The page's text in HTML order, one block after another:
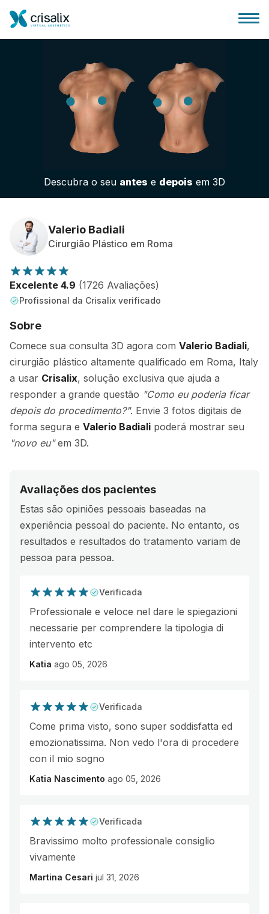
Página inicial para cirurgiões
Plataforma 3D de business
Planos
Avaliações dos pacientes
Descubra o seu antes e depois em 3D
Valerio Badiali
Cirurgião Plástico em Roma
Excelente 4.9 (1726 Avaliações)
Profissional da Crisalix verificado
Sobre
Comece sua consulta 3D agora com Valerio Badiali,
cirurgião plástico altamente qualificado em Roma, Italy
a usar Crisalix, solução exclusiva que ajuda a
responder a grande questão "Como eu poderia ficar
depois do procedimento?". Envie 3 fotos digitais de
forma segura e Valerio Badiali poderá mostrar seu
"novo eu"em 3D.
Avaliações dos pacientes
Estas são opiniões pessoais baseadas na
experiência pessoal do paciente. No entanto, os
resultados e resultados do tratamento variam de
pessoa para pessoa.
Verificada
Professionale e veloce nel dare le spiegazioni
necessarie per comprendere la tipologia di
intervento etc
Katia ago 05, 2026
Verificada
Come prima visto, sono super soddisfatta ed
emozionatissima. Non vedo l'ora di procedere
con il mio sogno
Katia Nascimento ago 05, 2026
Verificada
Bravissimo molto professionale consiglio
vivamente
Martina Cesari jul 31, 2026